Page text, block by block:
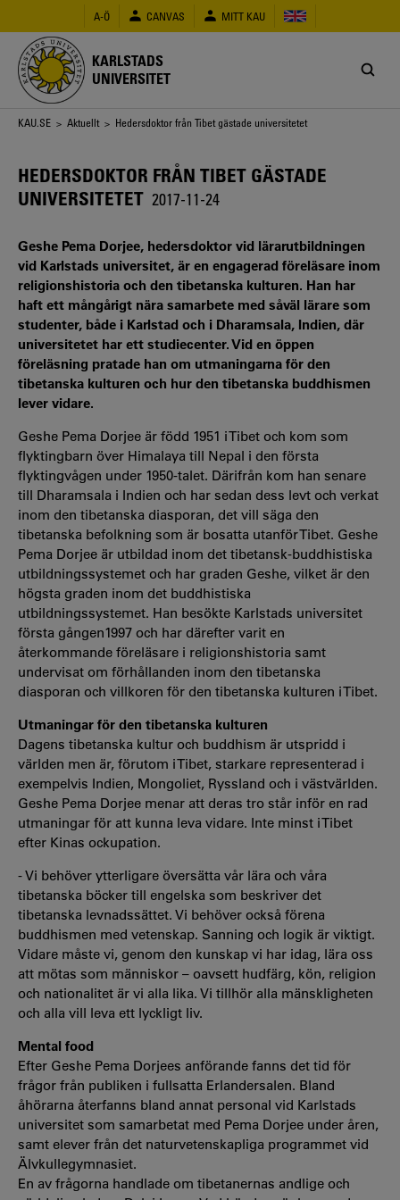
huvudinnehåll
A-Ö CANVAS MITT KAU
KARLSTADS
UNIVERSITET
Länkstig
KAU.SE > Aktuellt > Hedersdoktor från Tibet gästade universitetet
HEDERSDOKTOR FRÅN TIBET GÄSTADE
UNIVERSITETET 2017-11-24
Geshe Pema Dorjee, hedersdoktor vid lärarutbildningen
vid Karlstads universitet, är en engagerad föreläsare inom
religionshistoria och den tibetanska kulturen. Han har
haft ett mångårigt nära samarbete med såväl lärare som
studenter, både i Karlstad och i Dharamsala, Indien, där
universitetet har ett studiecenter. Vid en öppen
föreläsning pratade han om utmaningarna för den
tibetanska kulturen och hur den tibetanska buddhismen
lever vidare.
Geshe Pema Dorjee är född 1951 i Tibet och kom som
flyktingbarn över Himalaya till Nepal i den första
flyktingvågen under 1950-talet. Därifrån kom han senare
till Dharamsala i Indien och har sedan dess levt och verkat
inom den tibetanska diasporan, det vill säga den
tibetanska befolkning som är bosatta utanför Tibet. Geshe
Pema Dorjee är utbildad inom det tibetansk-buddhistiska
utbildningssystemet och har graden Geshe, vilket är den
högsta graden inom det buddhistiska
utbildningssystemet. Han besökte Karlstads universitet
första gången1997 och har därefter varit en
återkommande föreläsare i religionshistoria samt
undervisat om förhållanden inom den tibetanska
diasporan och villkoren för den tibetanska kulturen i Tibet.
Utmaningar för den tibetanska kulturen
Dagens tibetanska kultur och buddhism är utspridd i
världen men är, förutom i Tibet, starkare representerad i
exempelvis Indien, Mongoliet, Ryssland och i västvärlden.
Geshe Pema Dorjee menar att deras tro står inför en rad
utmaningar för att kunna leva vidare. Inte minst i Tibet
efter Kinas ockupation.
- Vi behöver ytterligare översätta vår lära och våra
tibetanska böcker till engelska som beskriver det
tibetanska levnadssättet. Vi behöver också förena
buddhismen med vetenskap. Sanning och logik är viktigt.
Vidare måste vi, genom den kunskap vi har idag, lära oss
att mötas som människor – oavsett hudfärg, kön, religion
och nationalitet är vi alla lika. Vi tillhör alla mänskligheten
och alla vill leva ett lyckligt liv.
Mental food
Efter Geshe Pema Dorjees anförande fanns det tid för
frågor från publiken i fullsatta Erlandersalen. Bland
åhörarna återfanns bland annat personal vid Karlstads
universitet som samarbetat med Pema Dorjee under åren,
samt elever från det naturvetenskapliga programmet vid
Älvkullegymnasiet.
En av frågorna handlade om tibetanernas andlige och